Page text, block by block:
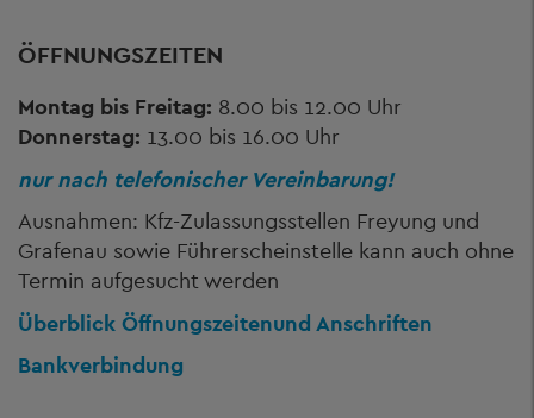
ÖFFNUNGSZEITEN
Montag bis Freitag: 8.00 bis 12.00 Uhr
Donnerstag: 13.00 bis 16.00 Uhr
nur nach telefonischer Vereinbarung!
Ausnahmen: Kfz-Zulassungsstellen Freyung und
Grafenau sowie Führerscheinstelle kann auch ohne
Termin aufgesucht werden
Überblick Öffnungszeitenund Anschriften
Bankverbindung